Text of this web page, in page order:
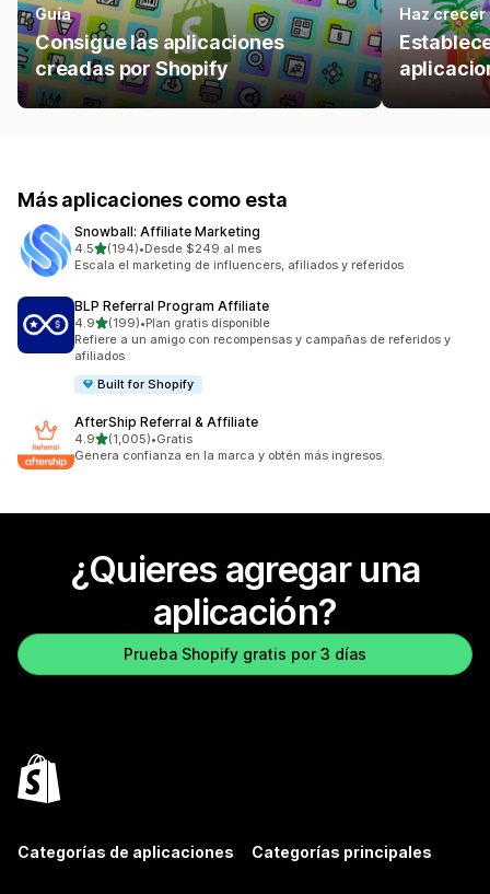
Guía
Consigue las aplicaciones
creadas por Shopify
Haz
Más aplicaciones como esta
Snowball: Affiliate Marketing
4.5de 5 estrellas
(194)
194 reseñas en total
•Desde $249 al mes
Escala el marketing de influencers, afiliados y referidos
BLP Referral Program Affiliate
4.9de 5 estrellas
(199)
199 reseñas en total
•Plan gratis disponible
Refiere a un amigo con recompensas y campañas de referidos y
afiliados
Built for Shopify
AfterShip Referral & Affiliate
4.9de 5 estrellas
(1,005)
1005 reseñas en total
•Gratis
Genera confianza en la marca y obtén más ingresos.
¿Quieres agregar una
aplicación?
Prueba Shopify gratis por 3 días
Categorías de aplicaciones Categorías principales